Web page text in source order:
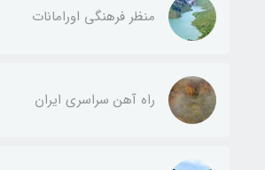
منظر فرهنگی اورامانات
راه آهن سراسری ایران